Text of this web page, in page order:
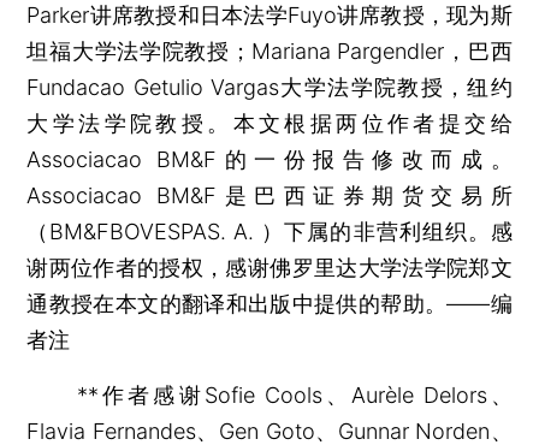
Parker讲席教授和日本法学Fuyo讲席教授，现为斯
坦福大学法学院教授；Mariana Pargendler，巴西
Fundacao Getulio Vargas大学法学院教授，纽约
大学法学院教授。本文根据两位作者提交给
Associacao BM&F的一份报告修改而成。
Associacao BM&F是巴西证券期货交易所
（BM&FBOVESPAS. A. ）下属的非营利组织。感
谢两位作者的授权，感谢佛罗里达大学法学院郑文
通教授在本文的翻译和出版中提供的帮助。——编
者注
**作者感谢Sofie Cools、Aurèle Delors、
Flavia Fernandes、Gen Goto、Gunnar Norden、